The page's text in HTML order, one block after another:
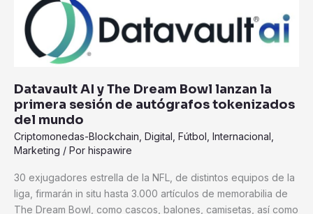
Datavault AI y The Dream Bowl lanzan la
primera sesión de autógrafos tokenizados
del mundo
Criptomonedas-Blockchain Digital Fútbol Internacional
Marketing / Por hispawire
30 exjugadores estrella de la NFL, de distintos equipos de la
liga, firmarán in situ hasta 3.000 artículos de memorabilia de
The Dream Bowl, como cascos, balones, camisetas, así como
The
Dream
lanzan
la
primera
sesión
de
tokenizados
del